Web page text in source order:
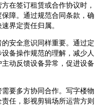
在签订租赁或合作协议时，
障。通过规范合同条款，确
界定责任归属。
安全意识同样重要。通过定
备操作规范的理解，减少人
动反馈设备异常，促进设备
要多方协同合作。写字楼物
任，影视剪辑场所运营方则